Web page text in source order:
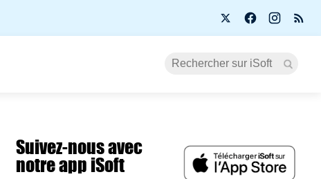
Suivez-nous avec
notre app iSoft